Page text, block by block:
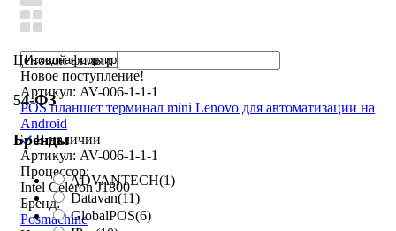
Ценовой фильтр
54-ФЗ
Бренды
ADVANTECH(1)
Datavan(11)
GlobalPOS(6)
Новое поступление!
Артикул: AV-006-1-1-1
POS планшет терминал mini Lenovo для автоматизации на
Android
В наличии
Артикул: AV-006-1-1-1
Процессор:
Intel Celeron J1800
Бренд:
Posmachine